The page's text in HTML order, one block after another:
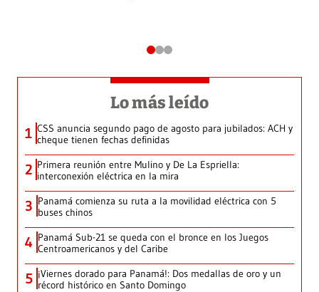
Lo más leído
1 CSS anuncia segundo pago de agosto para jubilados: ACH y
cheque tienen fechas definidas
2 Primera reunión entre Mulino y De La Espriella:
interconexión eléctrica en la mira
3 Panamá comienza su ruta a la movilidad eléctrica con 5
buses chinos
4 Panamá Sub-21 se queda con el bronce en los Juegos
Centroamericanos y del Caribe
5 ¡Viernes dorado para Panamá!: Dos medallas de oro y un
récord histórico en Santo Domingo